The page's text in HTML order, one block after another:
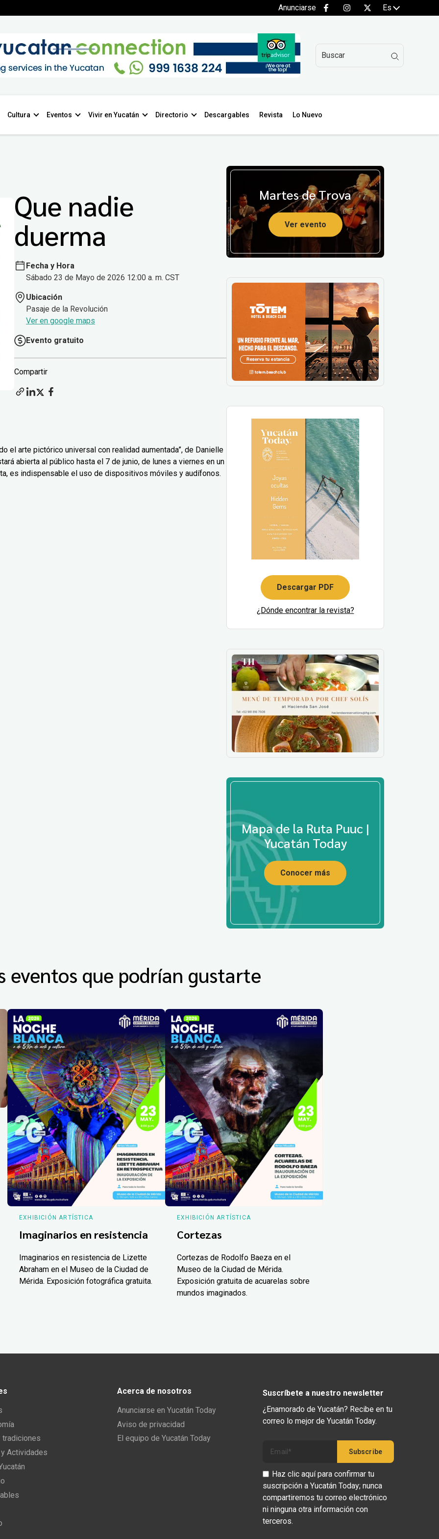
Anunciarse Es
Cultura Eventos Vivir en Yucatán Directorio Descargables Revista Lo Nuevo
Que nadie
duerma
Fecha y Hora
Sábado 23 de Mayo de 2026 12:00 a. m. CST
Ubicación
Pasaje de la Revolución
Ver en google maps
Evento gratuito
Compartir
el arte pictórico universal con realidad aumentada”, de Danielle
abierta al público hasta el 7 de junio, de lunes a viernes en un
es indispensable el uso de dispositivos móviles y audífonos.
Martes de Trova
Ver evento
Descargar PDF
¿Dónde encontrar la revista?
Mapa de la Ruta Puuc |
Yucatán Today
Conocer más
eventos que podrían gustarte
EXHIBICIÓN ARTÍSTICA
Imaginarios en resistencia
Imaginarios en resistencia de Lizette
Abraham en el Museo de la Ciudad de
Mérida. Exposición fotográfica gratuita.
EXHIBICIÓN ARTÍSTICA
Cortezas
Cortezas de Rodolfo Baeza en el
Museo de la Ciudad de Mérida.
Exposición gratuita de acuarelas sobre
mundos imaginados.
tradiciones
Actividades
Acerca de nosotros
Anunciarse en Yucatán Today
Aviso de privacidad
El equipo de Yucatán Today
Suscríbete a nuestro newsletter
¿Enamorado de Yucatán? Recibe en tu
correo lo mejor de Yucatán Today.
Haz clic aquí para confirmar tu
suscripción a Yucatán Today; nunca
compartiremos tu correo electrónico
ni ninguna otra información con
terceros.